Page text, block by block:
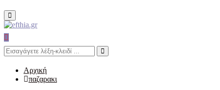
Primary
Menu
Search
for:
Search
Αρχική
παζαρακι